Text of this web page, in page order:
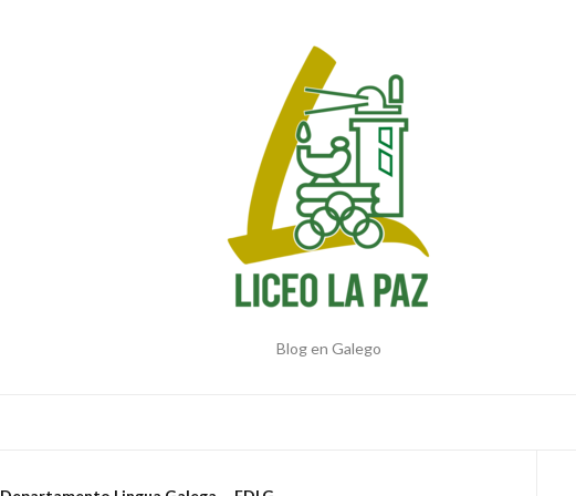
Blog en Galego